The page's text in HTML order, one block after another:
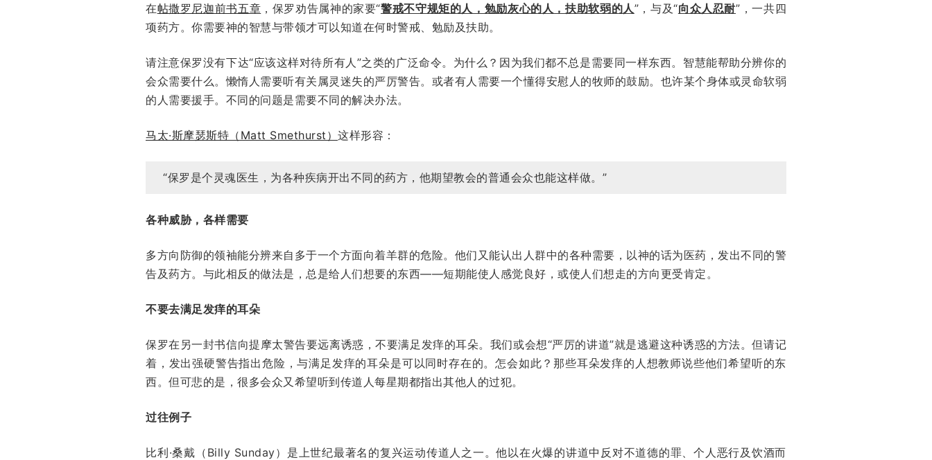
在帖撒罗尼迦前书五章 ，保罗劝告属神的家要“警戒不守规矩的人，勉励灰心的人，扶助软弱的人”，与及“向众人忍耐”，一共四
项药方。你需要神的智慧与带领才可以知道在何时警戒、勉励及扶助。
请注意保罗没有下达“应该这样对待所有人”之类的广泛命令。为什么？因为我们都不总是需要同一样东西。智慧能帮助分辨你的
会众需要什么。懒惰人需要听有关属灵迷失的严厉警告。或者有人需要一个懂得安慰人的牧师的鼓励。也许某个身体或灵命软弱
的人需要援手。不同的问题是需要不同的解决办法。
马太·斯摩瑟斯特 （Matt Smethurst） 这样形容：
“保罗是个灵魂医生，为各种疾病开出不同的药方，他期望教会的普通会众也能这样做。”
各种威胁，各样需要
多方向防御的领袖能分辨来自多于一个方面向着羊群的危险。他们又能认出人群中的各种需要，以神的话为医药，发出不同的警
告及药方。与此相反的做法是，总是给人们想要的东西——短期能使人感觉良好，或使人们想走的方向更受肯定。
不要去满足发痒的耳朵
保罗在另一封书信向提摩太警告要远离诱惑，不要满足发痒的耳朵。我们或会想“严厉的讲道”就是逃避这种诱惑的方法。但请记
着，发出强硬警告指出危险，与满足发痒的耳朵是可以同时存在的。怎会如此？那些耳朵发痒的人想教师说些他们希望听的东
西。但可悲的是，很多会众又希望听到传道人每星期都指出其他人的过犯。
过往例子
比利·桑戴（Billy Sunday）是上世纪最著名的复兴运动传道人之一。他以在火爆的讲道中反对不道德的罪、个人恶行及饮酒而